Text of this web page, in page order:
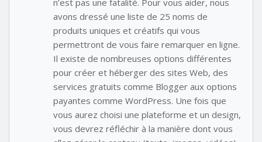
n’est pas une fatalité. Pour vous aider, nous
avons dressé une liste de 25 noms de
produits uniques et créatifs qui vous
permettront de vous faire remarquer en ligne.
Il existe de nombreuses options différentes
pour créer et héberger des sites Web, des
services gratuits comme Blogger aux options
payantes comme WordPress. Une fois que
vous aurez choisi une plateforme et un design,
vous devrez réfléchir à la manière dont vous